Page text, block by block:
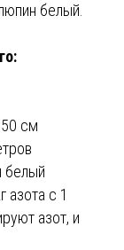
белый.
см
белый
азота с 1
азот, и